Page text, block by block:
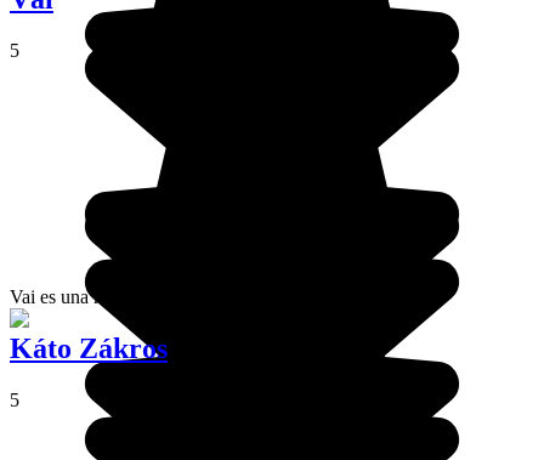
5
Vai es una magnífica playa de arena al este de Creta.
Káto Zákros
5